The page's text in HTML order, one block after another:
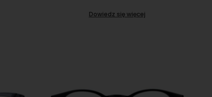
Dowiedz się więcej